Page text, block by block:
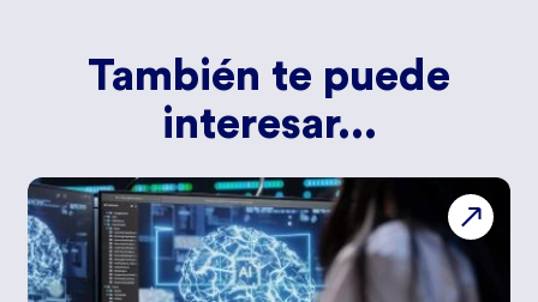
También te puede
interesar...